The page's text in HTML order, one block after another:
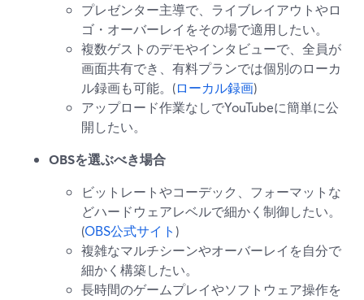
プレゼンター主導で、ライブレイアウトやロ
ゴ・オーバーレイをその場で適用したい。
複数ゲストのデモやインタビューで、全員が
画面共有でき、有料プランでは個別のローカ
ル録画も可能。(ローカル録画)
アップロード作業なしでYouTubeに簡単に公
開したい。
OBSを選ぶべき場合
ビットレートやコーデック、フォーマットな
どハードウェアレベルで細かく制御したい。
(OBS公式サイト )
複雑なマルチシーンやオーバーレイを自分で
細かく構築したい。
長時間のゲームプレイやソフトウェア操作を